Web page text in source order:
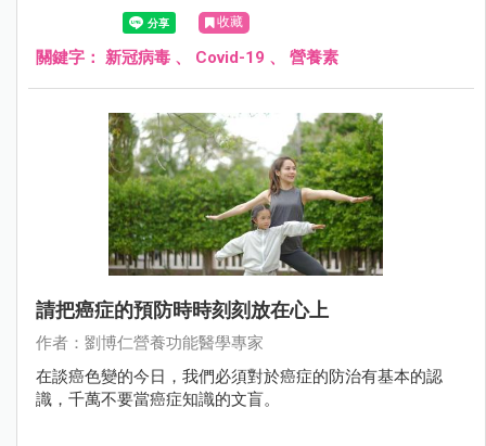
收藏
關鍵字： 新冠病毒 、 Covid-19 、 營養素
請把癌症的預防時時刻刻放在心上
作者：劉博仁營養功能醫學專家
在談癌色變的今日，我們必須對於癌症的防治有基本的認
識，千萬不要當癌症知識的文盲。